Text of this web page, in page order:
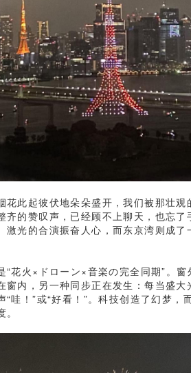
花此起彼伏地朵朵盛开，我们被那壮
齐的赞叹声，已经顾不上聊天，也忘
激光的合演振奋人心，而东京湾则成
“花火×ドローン×音楽の完全同期”。
窗内，另一种同步正在发生：每当盛
“哇！”或“好看！”。科技创造了幻梦，